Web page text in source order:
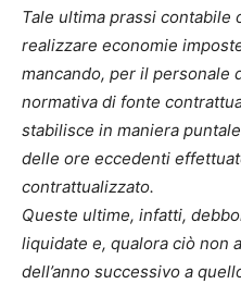
Tale ultima prassi contabile
realizzare economie
mancando, per il personale
normativa di fonte
stabilisce in maniera
delle ore eccedenti
contrattualizzato.
Queste ultime, infatti,
liquidate e, qualora ciò non
dell’anno successivo a